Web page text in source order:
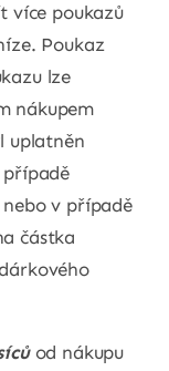
více poukazů
Poukaz
lze
nákupem
uplatněn
v případě
částka
od nákupu